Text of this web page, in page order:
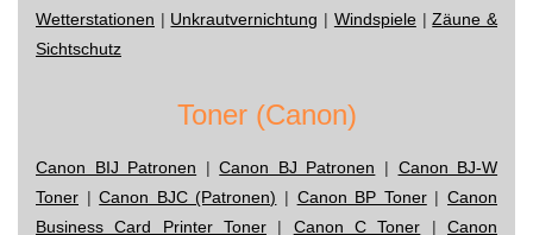
Wetterstationen | Unkrautvernichtung | Windspiele|Zäune &
Sichtschutz
Toner (Canon)
Canon BIJ Patronen |Canon BJ Patronen | Canon BJ-W
Toner |Canon BJC (Patronen) | Canon BP Toner|Canon
Business Card Printer Toner | Canon C Toner |Canon